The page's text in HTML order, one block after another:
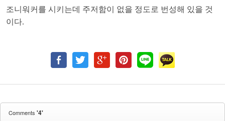
조니워커를 시키는데 주저함이 없을 정도로 번성해 있을 것
이다.
Comments '4'